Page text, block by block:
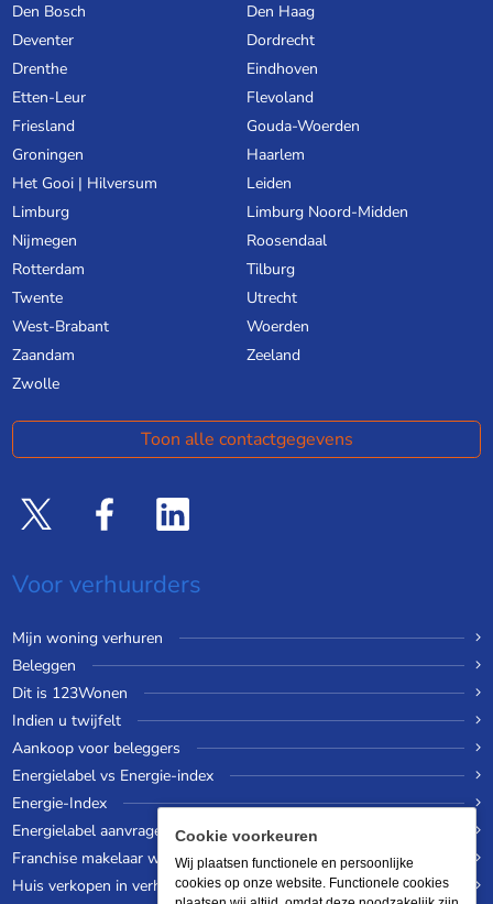
Den Bosch
Den Haag
Deventer
Dordrecht
Drenthe
Eindhoven
Etten-Leur
Flevoland
Friesland
Gouda-Woerden
Groningen
Haarlem
Het Gooi | Hilversum
Leiden
Limburg
Limburg Noord-Midden
Nijmegen
Roosendaal
Rotterdam
Tilburg
Twente
Utrecht
West-Brabant
Woerden
Zaandam
Zeeland
Zwolle
Toon alle contactgegevens
Voor verhuurders
Mijn woning verhuren
Beleggen
Dit is 123Wonen
Indien u twijfelt
Aankoop voor beleggers
Energielabel vs Energie-index
Energie-Index
Energielabel aanvragen
Franchise makelaar worden
Huis verkopen in verhuurde staat
Cookie voorkeuren
Wij plaatsen functionele en persoonlijke
cookies op onze website. Functionele cookies